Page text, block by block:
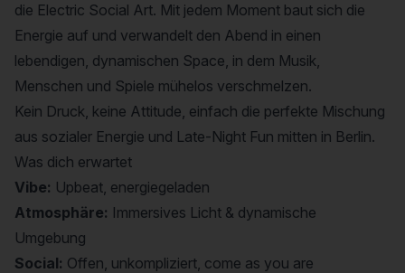
die Electric Social Art. Mit jedem Moment baut sich die
Energie auf und verwandelt den Abend in einen
lebendigen, dynamischen Space, in dem Musik,
Menschen und Spiele mühelos verschmelzen.
Kein Druck, keine Attitude, einfach die perfekte Mischung
aus sozialer Energie und Late-Night Fun mitten in Berlin.
Was dich erwartet
Vibe: Upbeat, energiegeladen
Atmosphäre: Immersives Licht & dynamische
Umgebung
Social: Offen, unkompliziert, come as you are